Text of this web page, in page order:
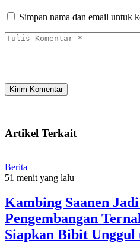
Simpan nama dan email untuk
Artikel Terkait
Berita
51 menit yang lalu
Kambing Saanen
Pengembangan
Siapkan Bibit